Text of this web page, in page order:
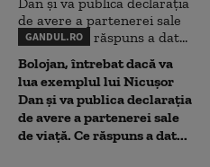
GANDUL.RO
Bolojan, întrebat dacă va
lua exemplul lui Nicușor
Dan și va publica declarația
de avere a partenerei sale
de viață. Ce răspuns a dat...